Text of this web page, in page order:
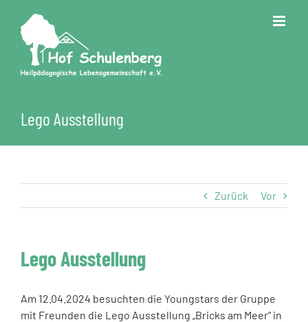
Inhalt
springen
Lego Ausstellung
Zurück Vor
Lego Ausstellung
Am 12.04.2024 besuchten die Youngstars der Gruppe
mit Freunden die Lego Ausstellung „Bricks am Meer“ in